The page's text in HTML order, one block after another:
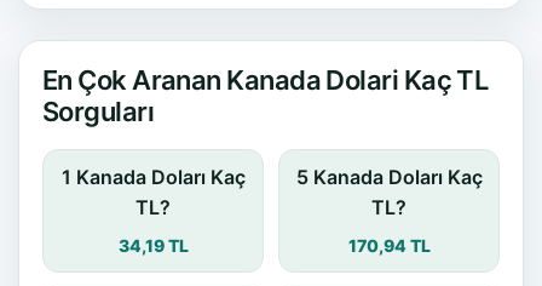
En Çok Aranan Kanada Dolari Kaç TL
Sorguları
1 Kanada Doları Kaç
TL?
34,19 TL
5 Kanada Doları Kaç
TL?
170,94 TL